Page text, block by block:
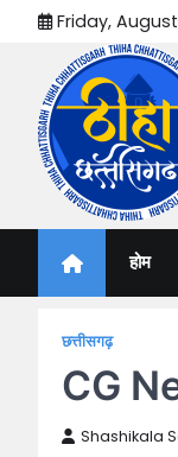
content
Friday,
होम
छत्तीसगढ़
CG
Shashikala